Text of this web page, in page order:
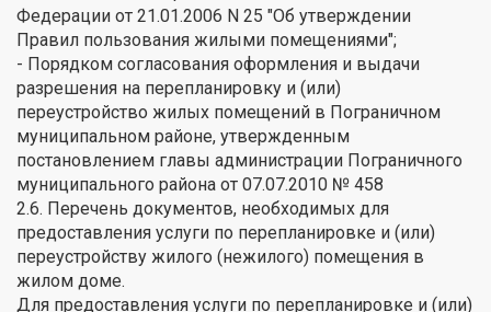
Федерации от 21.01.2006 N 25 "Об утверждении
Правил пользования жилыми помещениями";
- Порядком согласования оформления и выдачи
разрешения на перепланировку и (или)
переустройство жилых помещений в Пограничном
муниципальном районе, утвержденным
постановлением главы администрации Пограничного
муниципального района от 07.07.2010 № 458
2.6. Перечень документов, необходимых для
предоставления услуги по перепланировке и (или)
переустройству жилого (нежилого) помещения в
жилом доме.
Для предоставления услуги по перепланировке и (или)